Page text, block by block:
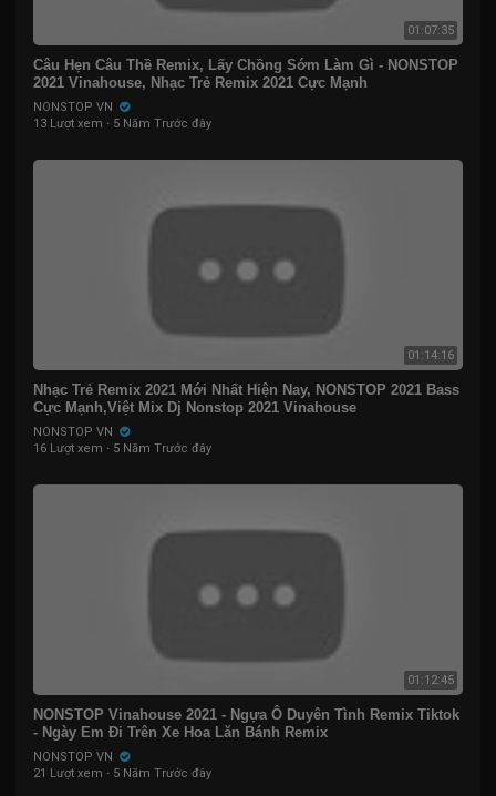
01:07:35
Câu Hẹn Câu Thề Remix, Lấy Chồng Sớm Làm Gì - NONSTOP
2021 Vinahouse, Nhạc Trẻ Remix 2021 Cực Mạnh
NONSTOP VN
13 Lượt xem · 5 Năm Trước đây
01:14:16
Nhạc Trẻ Remix 2021 Mới Nhất Hiện Nay, NONSTOP 2021 Bass
Cực Mạnh,Việt Mix Dj Nonstop 2021 Vinahouse
NONSTOP VN
16 Lượt xem · 5 Năm Trước đây
01:12:45
NONSTOP Vinahouse 2021 - Ngựa Ô Duyên Tình Remix Tiktok
- Ngày Em Đi Trên Xe Hoa Lăn Bánh Remix
NONSTOP VN
21 Lượt xem · 5 Năm Trước đây